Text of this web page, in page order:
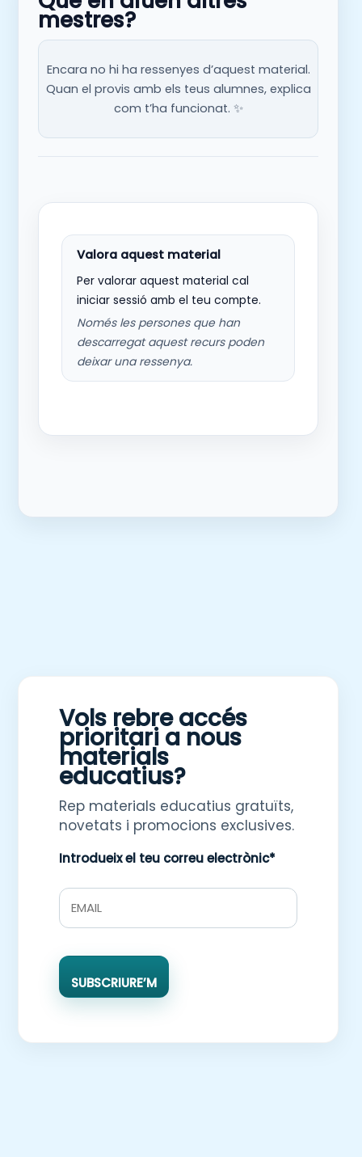
mestres?
Encara no hi ha ressenyes d’aquest material.
Quan el provis amb els teus alumnes, explica
com t’ha funcionat. ✨
Per valorar aquest material cal
iniciar sessió amb el teu compte.
Només les persones que han
descarregat aquest recurs poden
deixar una ressenya.
Vols rebre accés
prioritari a nous
materials
educatius?
Rep materials educatius gratuïts,
novetats i promocions exclusives.
Introdueix el teu correu electrònic*
SUBSCRIURE’M